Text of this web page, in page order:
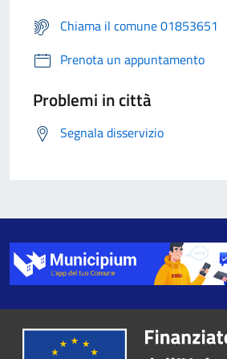
Chiama il comune 01853651
Prenota un appuntamento
Problemi in città
Segnala disservizio